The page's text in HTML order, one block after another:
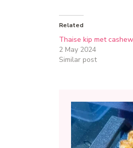
Related
Thaise kip met
2 May 2024
Similar post